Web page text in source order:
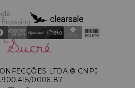
LTDA ®️ CNPJ
0006-87